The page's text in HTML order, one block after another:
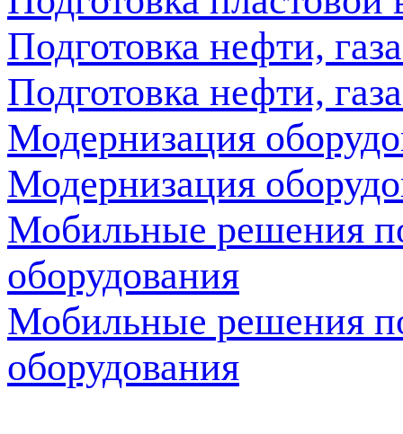
Подготовка нефти,
Подготовка нефти,
Модернизация
Модернизация
Мобильные решения
оборудования
Мобильные решения
оборудования